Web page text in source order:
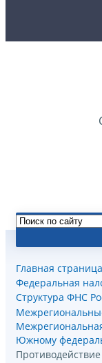
Главная страница
Федеральная
Структура ФНС
Южному